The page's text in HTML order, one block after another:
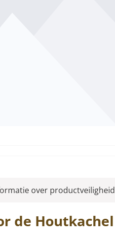
over productveiligheid
de Houtkachel